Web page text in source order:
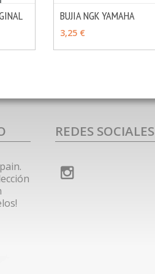
BUJIA NGK YAMAHA
3,25 €
REDES SOCIALES